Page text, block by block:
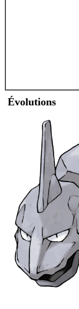
Évolutions